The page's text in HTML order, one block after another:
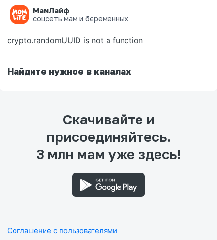
МамЛайф
соцсеть мам и беременных
Ошибка на странице
crypto.randomUUID is not a function
Найдите нужное в каналах
Скачивайте и
присоединяйтесь.
3 млн мам уже здесь!
Соглашение с пользователями